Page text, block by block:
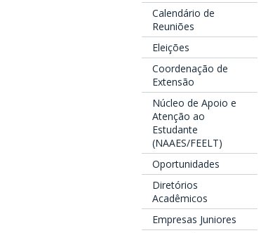
Calendário de
Reuniões
Eleições
Coordenação de
Extensão
Núcleo de Apoio e
Atenção ao
Estudante
(NAAES/FEELT)
Oportunidades
Diretórios
Acadêmicos
Empresas Juniores